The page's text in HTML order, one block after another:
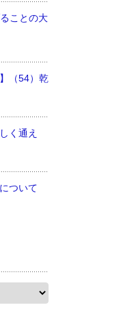
ことの大
（54）乾
く通え
ついて